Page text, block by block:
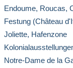
Joliette, Hafenzone